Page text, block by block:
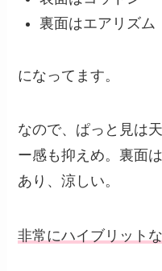
裏面はエアリズム
になってます。
なので、ぱっと見は
ー感も抑えめ。裏面
あり、涼しい。
非常にハイブリット